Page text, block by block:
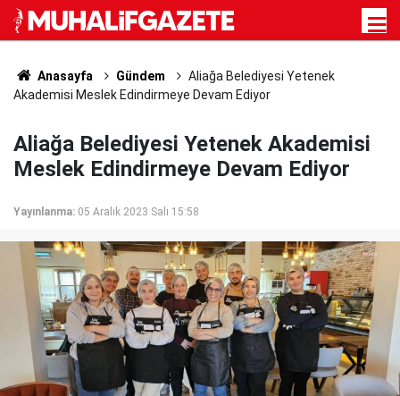
Anasayfa Gündem
Aliağa Belediyesi Yetenek
Akademisi Meslek Edindirmeye Devam Ediyor
Aliağa Belediyesi Yetenek Akademisi
Meslek Edindirmeye Devam Ediyor
Yayınlanma: 05 Aralık 2023 Salı 15:58